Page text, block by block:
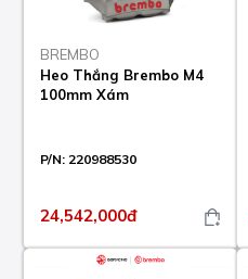
BREMBO
Heo Thắng Brembo M4
100mm Xám
P/N: 220988530
24,542,000đ